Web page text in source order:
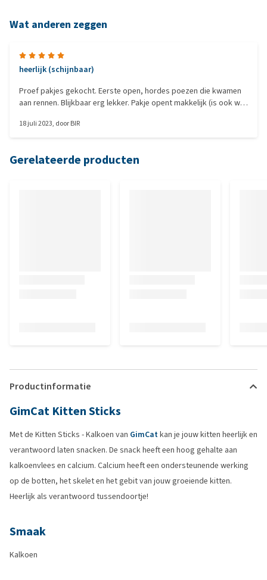
Wat anderen zeggen
heerlijk (schijnbaar)
Proef pakjes gekocht. Eerste open, hordes poezen die kwamen
aan rennen. Blijkbaar erg lekker. Pakje opent makkelijk (is ook wel
18 juli 2023, doorBIR
Gerelateerde producten
Productinformatie
GimCat Kitten Sticks
Met de Kitten Sticks - Kalkoen van GimCatkan je jouw kitten heerlijk en
verantwoord laten snacken. De snack heeft een hoog gehalte aan
kalkoenvlees en calcium. Calcium heeft een ondersteunende werking
op de botten, het skelet en het gebit van jouw groeiende kitten.
Heerlijk als verantwoord tussendoortje!
Smaak
Kalkoen